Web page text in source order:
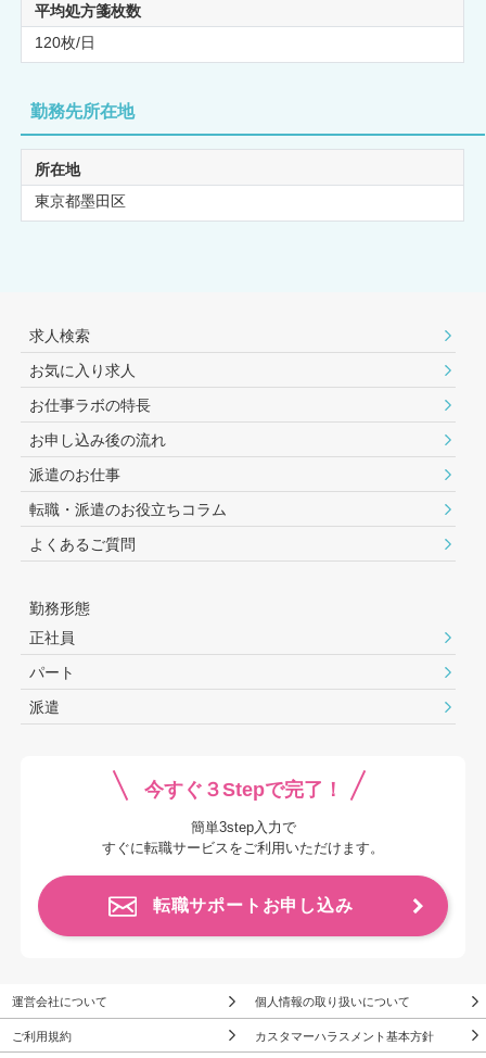
平均処方箋枚数
120枚/日
勤務先所在地
所在地
東京都墨田区
求人検索
お気に入り求人
お仕事ラボの特長
お申し込み後の流れ
派遣のお仕事
転職・派遣のお役⽴ちコラム
よくあるご質問
勤務形態
正社員
パート
派遣
今すぐ３Stepで完了！
簡単3step入力で
すぐに転職サービスをご利用いただけます。
転職サポートお申し込み
運営会社について 個人情報の取り扱いについて
ご利用規約 カスタマーハラスメント基本方針